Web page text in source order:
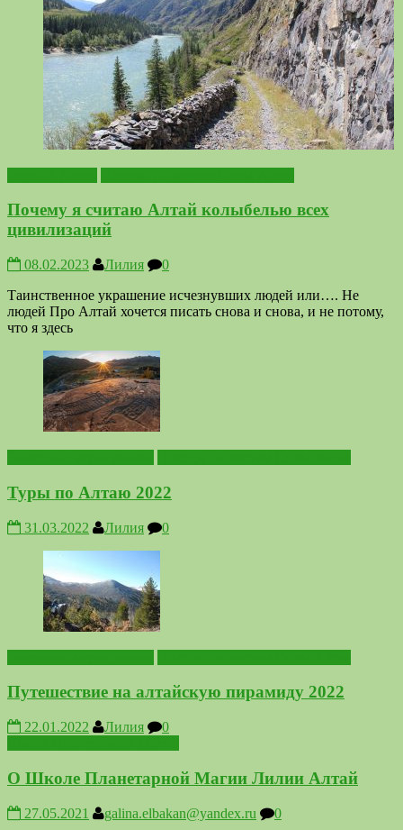
Почему я считаю Алтай колыбелью всех
цивилизаций
08.02.2023 Лилия
0
Таинственное украшение исчезнувших людей или…. Не
людей Про Алтай хочется писать снова и снова, и не потому,
что я здесь
Туры по Алтаю 2022
31.03.2022 Лилия 0
Путешествие на алтайскую пирамиду 2022
22.01.2022 Лилия
0
О Школе Планетарной Магии Лилии Алтай
27.05.2021 galina.elbakan@yandex.ru 0